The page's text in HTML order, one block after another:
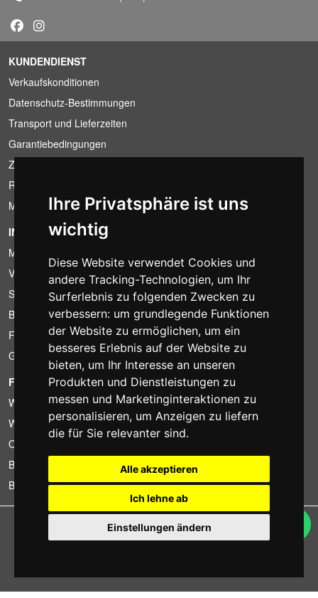
Ihre Privatsphäre ist uns
wichtig
Diese Website verwendet Cookies und
andere Tracking-Technologien, um Ihr
Surferlebnis zu folgenden Zwecken zu
verbessern: um grundlegende Funktionen
der Website zu ermöglichen, um ein
besseres Erlebnis auf der Website zu
bieten, um Ihr Interesse an unseren
Produkten und Dienstleistungen zu
messen und Marketinginteraktionen zu
personalisieren, um Anzeigen zu liefern
die für Sie relevanter sind.
Alle akzeptieren
Ich lehne ab
Einstellungen ändern
KUNDENDIENST
Verkaufskonditionen
Datenschutz-Bestimmungen
Transport und Lieferzeiten
Garantiebedingungen
Zahlungsbedingungen
Ruecktrittsrecht
MwSt-Bedingungen
INFORMATION
Mietbedingungen
Verkaufsangebote
Sparpakete
Billiger gefunden?
Finanzierung
Gebrauchtartikel
FOTOCOLOMBO.IT
Wer wir sind
Wo wir sind
Oeffnungszeiten
Bewertungen auf Trovaprezzi
Bewertungen auf Google
Copyright © Fotocolombo Srl - Viale Verdi 95 - 23807 Merate (LC) - P. Iva
03298370135 - SDI: M5UXCR1